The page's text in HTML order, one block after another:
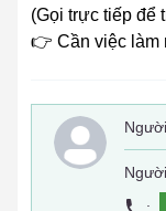
(Gọi trực tiếp để
👉 Cần việc làm